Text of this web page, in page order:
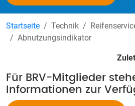
Startseite Technik
Abnutzungsindikator
Für BRV-Mitglieder
Informationen zur